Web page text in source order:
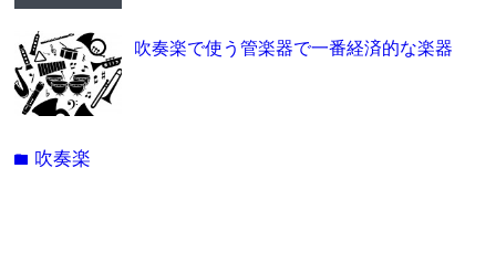
吹奏楽で使う管楽器で一番経済的な楽器
folder 吹奏楽